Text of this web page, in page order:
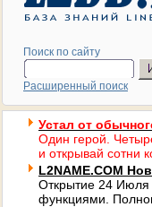
Поиск по сайту
Расширенный поиск
Устал от
Один герой.
и открывай сотни
L2NAME.COM
Открытие 24
функциями.